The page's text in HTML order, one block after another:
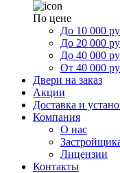
По цене
До 10 000
До 20 000
До 40 000
От 40 000
Двери на заказ
Акции
Доставка и
Компания
О нас
Лицензии
Контакты